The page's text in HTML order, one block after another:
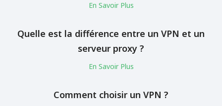
En Savoir Plus
Quelle est la différence entre un VPN et un
serveur proxy ?
En Savoir Plus
Comment choisir un VPN ?